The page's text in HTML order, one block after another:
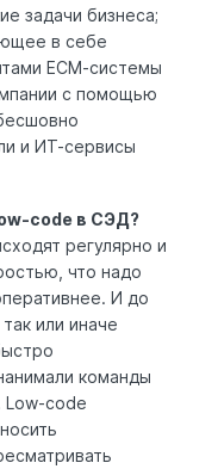
задачи бизнеса;
в себе
ЕСМ-системы
с помощью
и ИТ-сервисы
code в СЭД?
регулярно и
что надо
И до
или иначе
команды
Low-code